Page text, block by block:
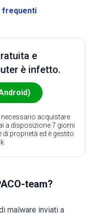
frequenti
e
è infetto.
necessario acquistare
a disposizione 7 giorni
di proprietà ed è gestito
team?
malware inviati a